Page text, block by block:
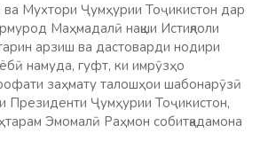
Мухтори Ҷумҳурии Тоҷикистон дар
Маҳмадалӣ нақши Истиқлоли
арзиш ва дастоварди нодири
намуда, гуфт, ки имрӯзҳо
заҳмату талошҳои шабонарӯзӣ
Президенти Ҷумҳурии Тоҷикистон,
Эмомалӣ Раҳмон собитқадамона